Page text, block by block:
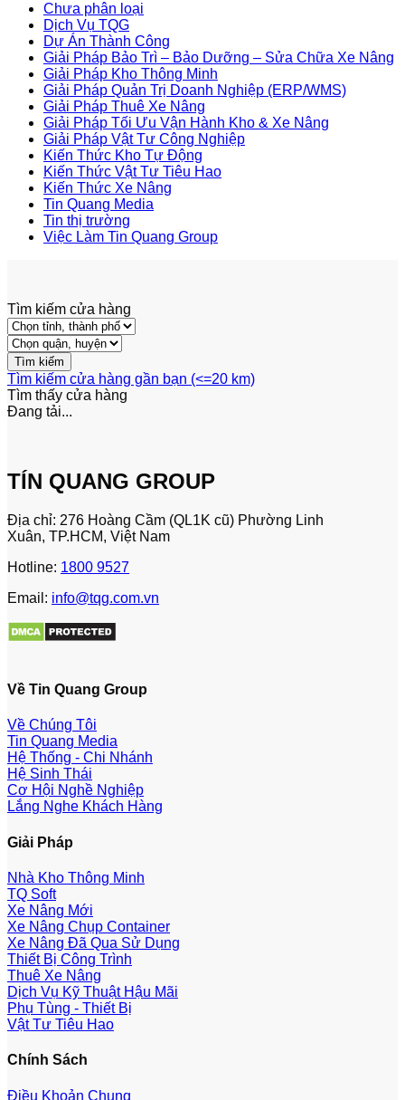
Chưa phân loại
Dịch Vụ TQG
Dự Án Thành Công
Giải Pháp Bảo Trì – Bảo Dưỡng – Sửa Chữa Xe Nâng
Giải Pháp Kho Thông Minh
Giải Pháp Quản Trị Doanh Nghiệp (ERP/WMS)
Giải Pháp Thuê Xe Nâng
Giải Pháp Tối Ưu Vận Hành Kho & Xe Nâng
Giải Pháp Vật Tư Công Nghiệp
Kiến Thức Kho Tự Động
Kiến Thức Vật Tư Tiêu Hao
Kiến Thức Xe Nâng
Tin Quang Media
Tin thị trường
Việc Làm Tin Quang Group
Tìm kiếm cửa hàng
Tìm kiếm cửa hàng gần bạn (<=20 km)
Tìm thấy cửa hàng
Đang tải...
TÍN QUANG GROUP
Địa chỉ: 276 Hoàng Cầm (QL1K cũ) Phường Linh
Xuân, TP.HCM, Việt Nam
Hotline: 1800 9527
Email: info@tqg.com.vn
Về Tin Quang Group
Về Chúng Tôi
Tin Quang Media
Hệ Thống - Chi Nhánh
Hệ Sinh Thái
Cơ Hội Nghề Nghiệp
Lắng Nghe Khách Hàng
Giải Pháp
Nhà Kho Thông Minh
TQ Soft
Xe Nâng Mới
Xe Nâng Chụp Container
Xe Nâng Đã Qua Sử Dụng
Thiết Bị Công Trình
Thuê Xe Nâng
Dịch Vụ Kỹ Thuật Hậu Mãi
Phụ Tùng - Thiết Bị
Vật Tư Tiêu Hao
Chính Sách
Điều Khoản Chung